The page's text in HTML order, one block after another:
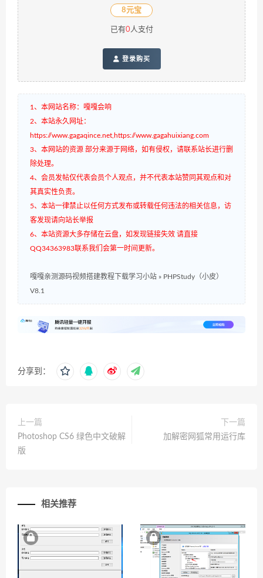
8元宝
已有0人支付
登录购买
1、本网站名称：嘎嘎会响
2、本站永久网址：
https://www.gagaqince.net,https://www.gagahuixiang.com
3、本网站的资源 部分来源于网络，如有侵权，请联系站长进行删
除处理。
4、会员发帖仅代表会员个人观点，并不代表本站赞同其观点和对
其真实性负责。
5、本站一律禁止以任何方式发布或转载任何违法的相关信息，访
客发现请向站长举报
6、本站资源大多存储在云盘，如发现链接失效 请直接
QQ34363983联系我们会第一时间更新。
嘎嘎亲测源码视频搭建教程下载学习小站 » PHPStudy（小皮）
V8.1
分享到：
上一篇
Photoshop CS6 绿色中文破解
版
下一篇
加解密网狐常用运行库
相关推荐